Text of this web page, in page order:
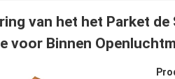
van het het Parket
voor Binnen